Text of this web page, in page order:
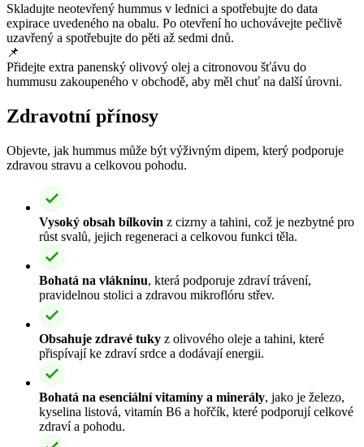
Skladujte neotevřený hummus v lednici a spotřebujte do data
expirace uvedeného na obalu. Po otevření ho uchovávejte pečlivě
uzavřený a spotřebujte do pěti až sedmi dnů.
📌
Přidejte extra panenský olivový olej a citronovou šťávu do
hummusu zakoupeného v obchodě, aby měl chuť na další úrovni.
Zdravotní přínosy
Objevte, jak hummus může být výživným dipem, který podporuje
zdravou stravu a celkovou pohodu.
Vysoký obsah bílkovin z cizrny a tahini, což je nezbytné pro
růst svalů, jejich regeneraci a celkovou funkci těla.
Bohatá na vlákninu, která podporuje zdraví trávení,
pravidelnou stolici a zdravou mikroflóru střev.
Obsahuje zdravé tuky z olivového oleje a tahini, které
přispívají ke zdraví srdce a dodávají energii.
Bohatá na esenciální vitamíny a minerály, jako je železo,
kyselina listová, vitamín B6 a hořčík, které podporují celkové
zdraví a pohodu.